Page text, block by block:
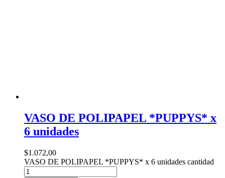
VASO DE POLIPAPEL *PUPPYS* x
6 unidades
$1.072,00
VASO DE POLIPAPEL *PUPPYS* x 6 unidades cantidad